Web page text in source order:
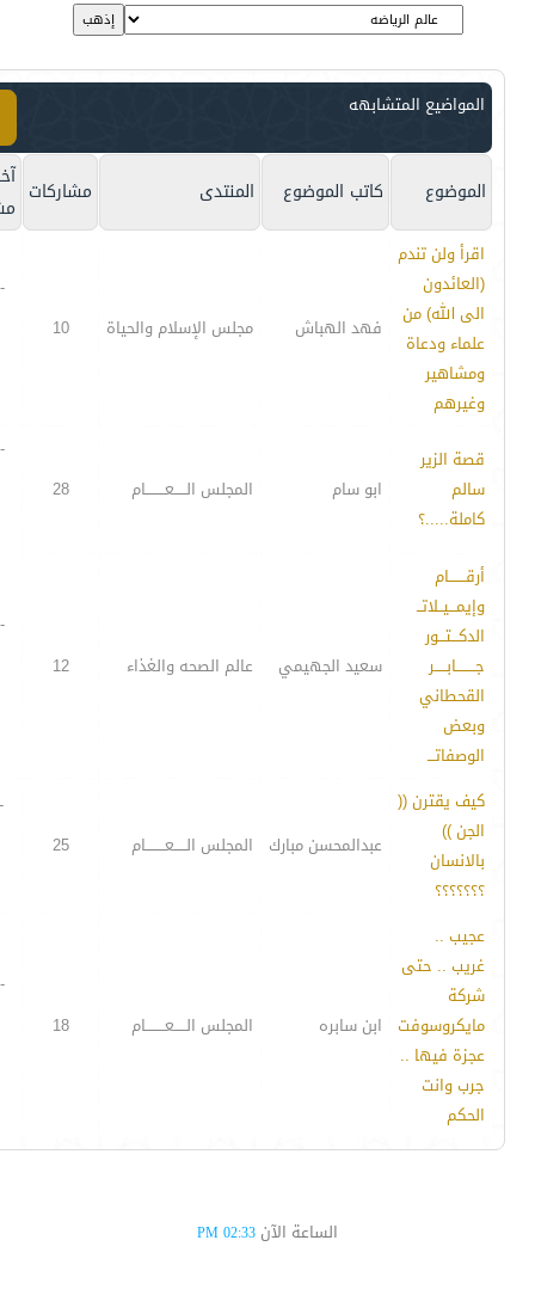
المواضيع المتشابهه
الموضوع كاتب الموضوع المنتدى مشاركات
اقرأ ولن تندم
(العائدون
الى الله) من
علماء ودعاة
ومشاهير
وغيرهم
فهد الهباش مجلس الإسلام والحياة 10
قصة الزير
سالم
كاملة.....؟
ابو سام المجلس الـــــعــــــــام 28
أرقـــــــام
وإيمـــيــلاتــ
الدكـــتـــور
جــــــــابـــــر
القحطاني
وبعض
الوصفاتـــ
سعيد الجهيمي عالم الصحه والغذاء 12
كيف يقترن ((
الجن ))
بالانسان
؟؟؟؟؟؟؟
عبدالمحسن مبارك المجلس الـــــعــــــــام 25
عجيب ..
غريب .. حتى
شركة
مايكروسوفت
عجزة فيها ..
جرب وانت
الحكم
ابن سابره المجلس الـــــعــــــــام 18
الساعة الآن 02:33 PM